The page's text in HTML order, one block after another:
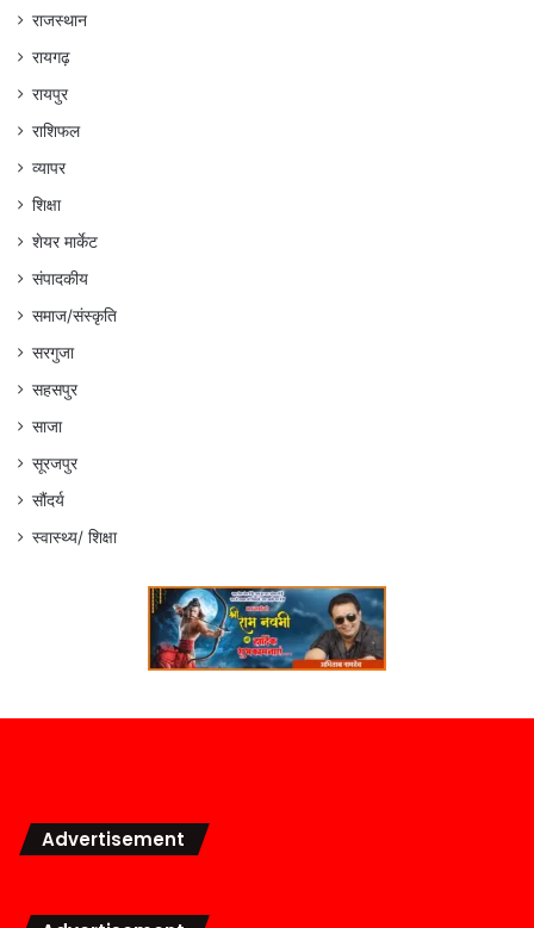
राजस्थान
रायगढ़
रायपुर
राशिफल
व्यापर
शिक्षा
शेयर मार्केट
संपादकीय
समाज/संस्कृति
सरगुजा
सहसपुर
साजा
सूरजपुर
सौंदर्य
स्वास्थ्य/ शिक्षा
Advertisement